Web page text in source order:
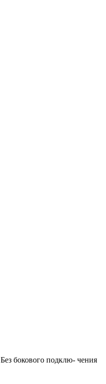
Без бокового подклю- чения